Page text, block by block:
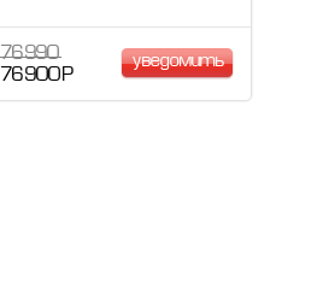
76 990
76 900 Р
уведомить